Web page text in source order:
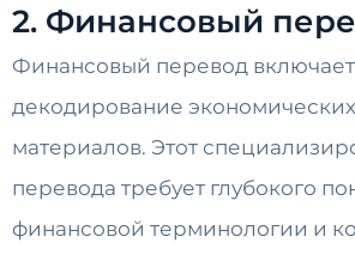
2. Финансовый
Финансовый перевод включает
декодирование
материалов. Этот
перевода требует глубокого
финансовой терминологии и